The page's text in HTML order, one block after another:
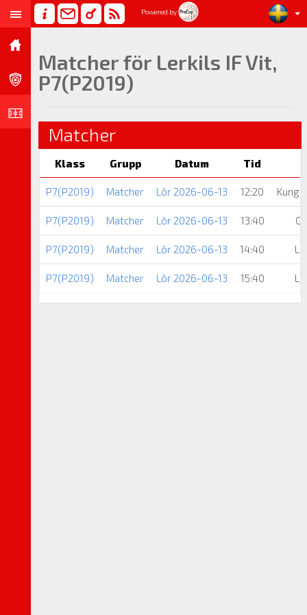
Powered by
Matcher för Lerkils IF Vit,
P7(P2019)
Matcher
Klass Grupp Datum Tid
P7(P2019) Matcher Lör 2026-06-13 12:20
P7(P2019) Matcher Lör 2026-06-13 13:40
P7(P2019) Matcher Lör 2026-06-13 14:40
P7(P2019) Matcher Lör 2026-06-13 15:40